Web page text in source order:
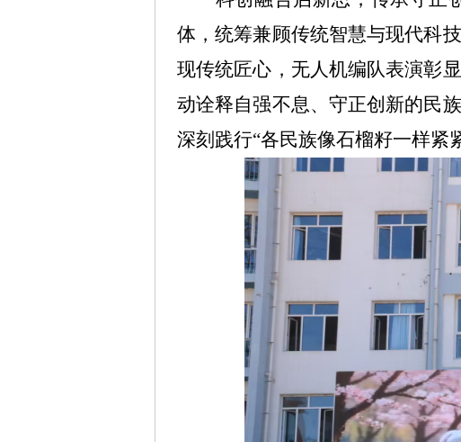
体，统筹兼顾传统智慧与现代科
现传统匠心，无人机编队表演彰
动诠释自强不息、守正创新的民
深刻践行“各民族像石榴籽一样紧